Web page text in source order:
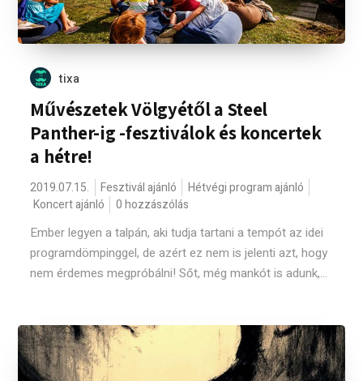
tixa
Művészetek Völgyétől a Steel
Panther-ig -fesztiválok és koncertek
a hétre!
2019.07.15. Fesztivál ajánló
Hétvégi program ajánló
Koncert ajánló
0 hozzászólás
Ember legyen a talpán, aki tudja tartani a tempót az idei
programdömpinggel, de azért ez nem is jelenti azt, hogy
nem érdemes megpróbálni! Sőt, még mankót is adunk,...